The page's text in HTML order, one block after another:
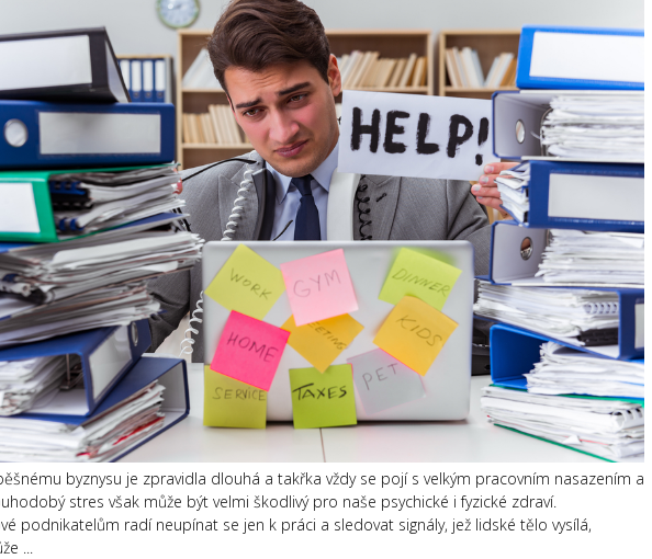
byznysu je zpravidla dlouhá a takřka vždy se pojí s velkým pracovním nasazením a
stres však může být velmi škodlivý pro naše psychické i fyzické zdraví.
podnikatelům radí neupínat se jen k práci a sledovat signály, jež lidské tělo vysílá,
...